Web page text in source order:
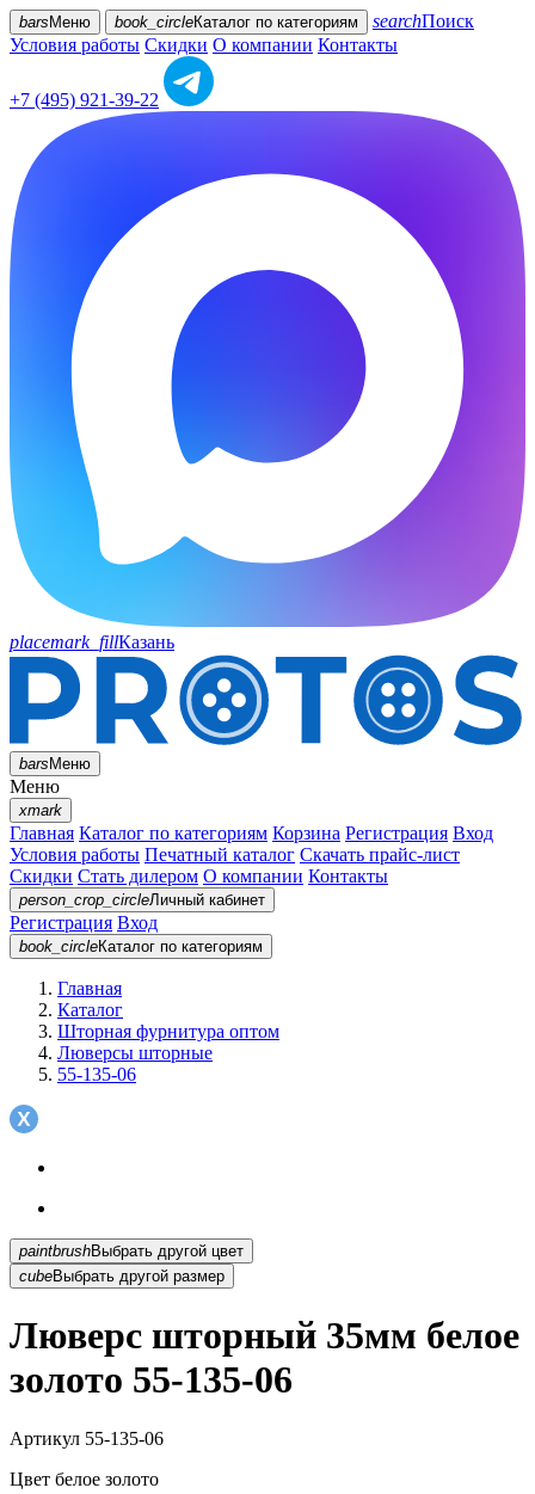
bars Меню book_circleКаталог по категориям searchПоиск
Условия работы Скидки О компании Контакты
+7 (495) 921-39-22
placemark_fillКазань
barsМеню
Меню
xmark
Главная Каталог по категориям Корзина Регистрация Вход
Условия работы Печатный каталог Скачать прайс-лист
Скидки Стать дилером О компании Контакты
person_crop_circleЛичный кабинет
Регистрация Вход
book_circleКаталог по категориям
Главная
Каталог
Шторная фурнитура оптом
Люверсы шторные
55-135-06
paintbrush
Выбрать другой цвет
cubeВыбрать другой размер
Люверс шторный 35мм белое
золото 55-135-06
Артикул 55-135-06
Цвет белое золото